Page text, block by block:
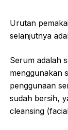
Urutan
selanjutnya
Serum adalah
menggunakan
penggunaan
sudah bersih,
cleansing